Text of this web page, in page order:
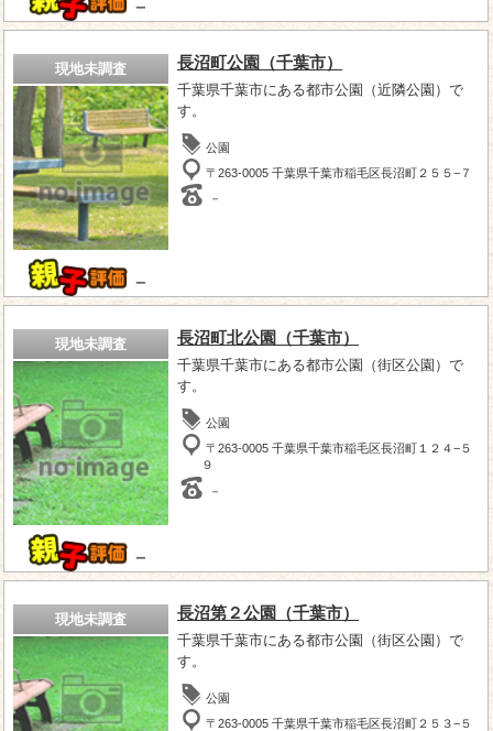
－
現地未調査
－
長沼町公園（千葉市）
千葉県千葉市にある都市公園（近隣公園）で
す。
公園
〒263-0005 千葉県千葉市稲毛区長沼町２５５−７
－
現地未調査
－
長沼町北公園（千葉市）
千葉県千葉市にある都市公園（街区公園）で
す。
公園
〒263-0005 千葉県千葉市稲毛区長沼町１２４−５
９
－
現地未調査 長沼第２公園（千葉市）
千葉県千葉市にある都市公園（街区公園）で
す。
公園
〒263-0005 千葉県千葉市稲毛区長沼町２５３−５